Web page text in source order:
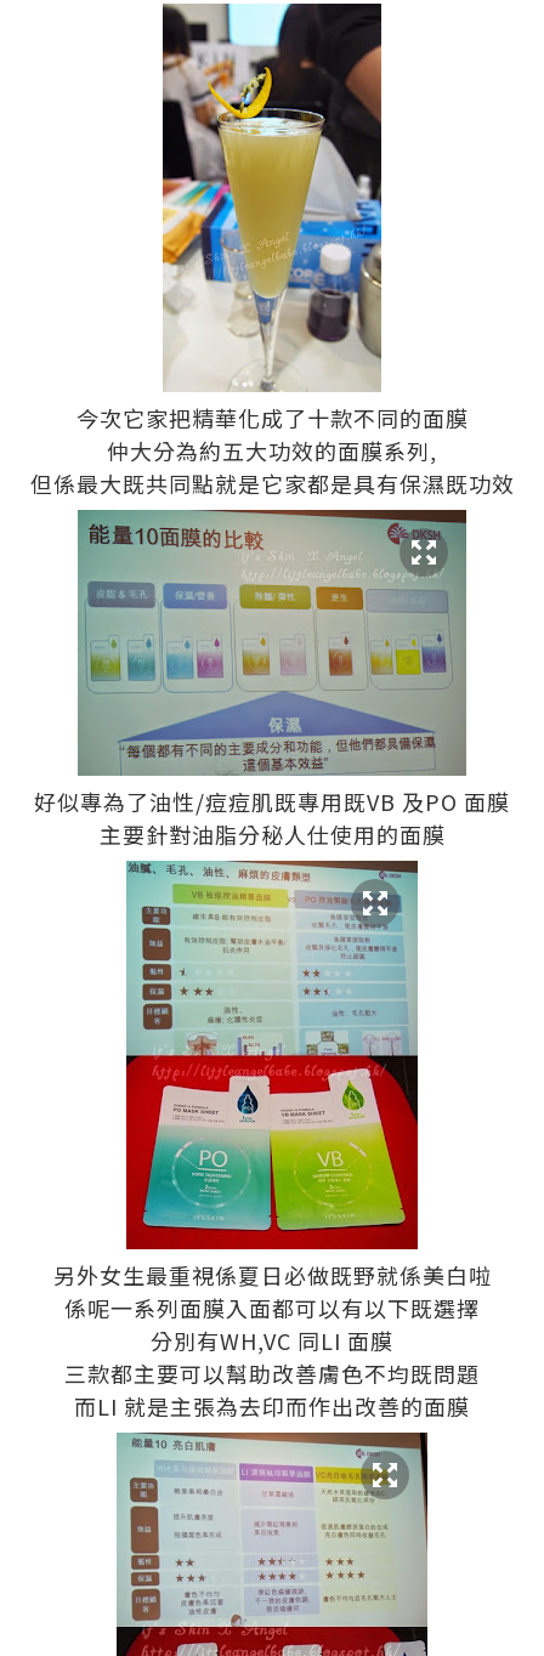
今次它家把精華化成了十款不同的面膜
仲大分為約五大功效的面膜系列,
但係最大既共同點就是它家都是具有保濕既功效
好似專為了油性/痘痘肌既專用既VB 及PO 面膜
主要針對油脂分秘人仕使用的面膜
另外女生最重視係夏日必做既野就係美白啦
係呢一系列面膜入面都可以有以下既選擇
分別有WH,VC 同LI 面膜
三款都主要可以幫助改善膚色不均既問題
而LI 就是主張為去印而作出改善的面膜